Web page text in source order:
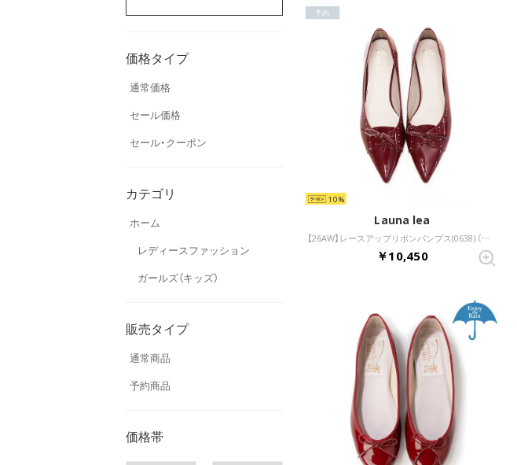
価格タイプ
通常価格
セール価格
セール・クーポン
カテゴリ
ホーム
レディースファッション
ガールズ（キッズ）
販売タイプ
通常商品
予約商品
価格帯
予約
10
Launa lea
【26AW】レースアップリボンパンプス(0638) （ワインE）
￥10,450